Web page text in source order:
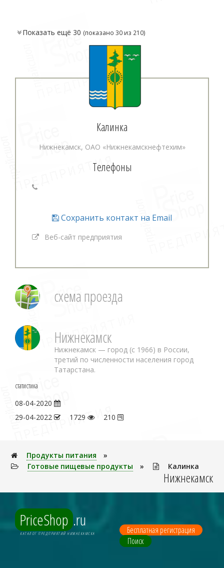
Показать ещё 30 (показано 30 из 210)
Калинка
Нижнекамск, ОАО «Нижнекамскнефтехим»
Телефоны
Сохранить контакт на Email
Веб-сайт предприятия
схема проезда
Нижнекамск
Нижнекамск — город (с 1966) в России,
третий по численности населения город
Татарстана.
статистика
08-04-2020
29-04-2022
1729 210
Продукты питания
»
Готовые пищевые продукты
» Калинка
Нижнекамск
PriceShop .ru
КАТАЛОГ ПРЕДПРИЯТИЙ НИЖНЕКАМСКА
Бесплатная регистрация
Поиск